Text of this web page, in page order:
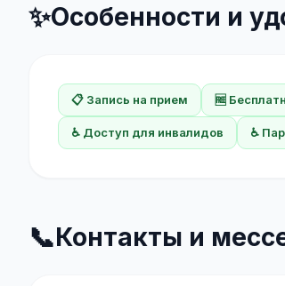
✨Особенности и
📋 Запись на прием 🆓
♿ Доступ для инвалидов ♿
📞Контакты и